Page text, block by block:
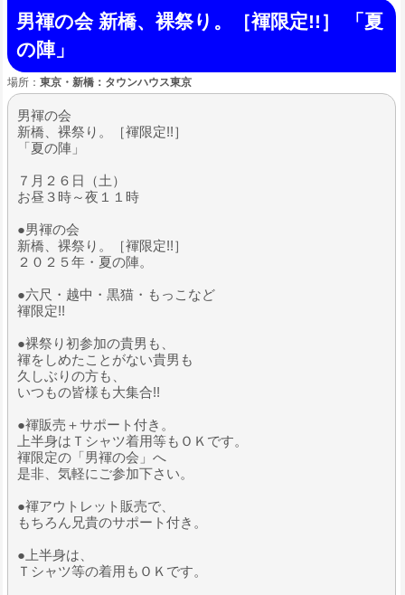
男褌の会 新橋、裸祭り。［褌限定!!］ 「夏
の陣」
場所： 東京・新橋：タウンハウス東京
男褌の会
新橋、裸祭り。［褌限定!!］
「夏の陣」
７月２６日（土）
お昼３時～夜１１時
●男褌の会
新橋、裸祭り。［褌限定!!］
２０２５年・夏の陣。
●六尺・越中・黒猫・もっこなど
褌限定!!
●裸祭り初参加の貴男も、
褌をしめたことがない貴男も
久しぶりの方も、
いつもの皆様も大集合!!
●褌販売＋サポート付き。
上半身はＴシャツ着用等もＯＫです。
褌限定の「男褌の会」へ
是非、気軽にご参加下さい。
●褌アウトレット販売で、
もちろん兄貴のサポート付き。
●上半身は、
Ｔシャツ等の着用もＯＫです。